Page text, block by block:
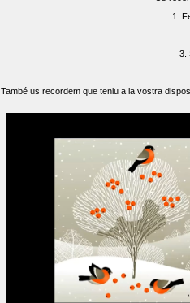
1.
3.
També us recordem que teniu a la vostra